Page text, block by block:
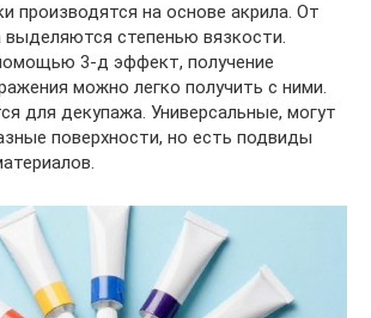
производятся на основе акрила. От
выделяются степенью вязкости.
3-д эффект, получение
можно легко получить с ними.
для декупажа. Универсальные, могут
поверхности, но есть подвиды